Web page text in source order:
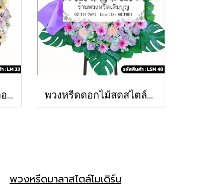
พวงหรีดดอกไม้สด นวลอนงค์ (LM33) พวงหรีดดอกไม้สดสไตล์โมเดิร์น กานดา (LSM48)
พวงหรีดมาลาสไตล์โมเดิร์น